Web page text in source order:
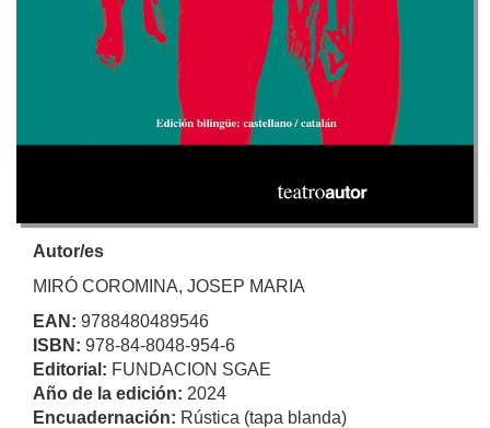
Autor/es
MIRÓ COROMINA, JOSEP MARIA
EAN: 9788480489546
ISBN: 978-84-8048-954-6
Editorial: FUNDACION SGAE
Año de la edición: 2024
Encuadernación: Rústica (tapa blanda)